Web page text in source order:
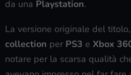
da una Playstation.
La versione originale del
collection per PS3 e Xbox
notare per la scarsa qualità